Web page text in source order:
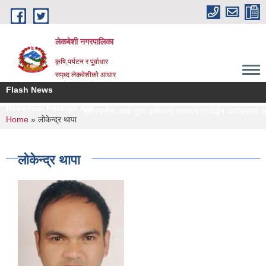
Skip to main content
लेकबेशी नगरपालिका
कृषि,पर्यटन र पू्र्वाधार
समृध्द लेकवेशीको आधार
Flash News
You are here
Home » लोकेन्द्र थापा
लोकेन्द्र थापा